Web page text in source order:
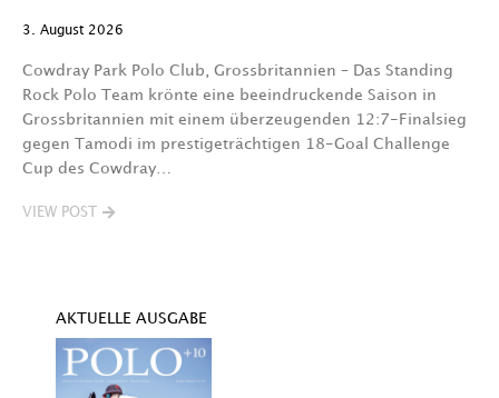
3. August 2026
Cowdray Park Polo Club, Grossbritannien – Das Standing
Rock Polo Team krönte eine beeindruckende Saison in
Grossbritannien mit einem überzeugenden 12:7-Finalsieg
gegen Tamodi im prestigeträchtigen 18-Goal Challenge
Cup des Cowdray…
VIEW POST
AKTUELLE AUSGABE